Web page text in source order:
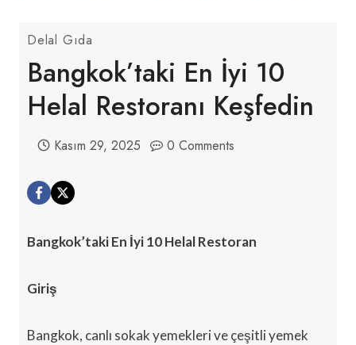
Delal Gıda
Bangkok’taki En İyi 10
Helal Restoranı Keşfedin
Kasım 29, 2025 0 Comments
Bangkok’taki En İyi 10 Helal Restoran
Giriş
Bangkok, canlı sokak yemekleri ve çeşitli yemek